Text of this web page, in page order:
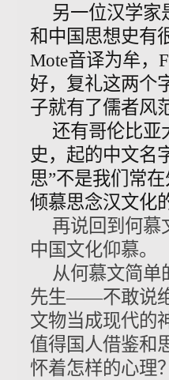
另一位汉学家
和中国思想史有
Mote音译为牟，
好， 复礼这两个
子就有了儒者风
还有哥伦比亚
史， 起的中文名
思”不是我们常
倾慕思念汉文化
再说回到何慕
中国文化仰慕。
从何慕文简单
先生——不敢说
文物当成现代的
值得国人借鉴和
怀着怎样的心理